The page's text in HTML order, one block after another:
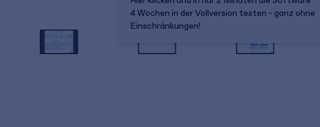
4 Wochen in der Vollversion testen - ganz ohne
Einschränkungen!